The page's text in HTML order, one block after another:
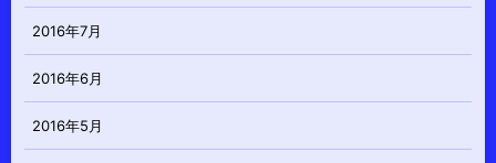
2016年7月
2016年6月
2016年5月